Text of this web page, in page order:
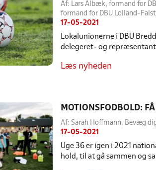
Af: Lars Albæk, formand for
formand for DBU Lolland-
17-05-2021
Lokalunionerne i DBU
delegeret- og
Læs nyheden
MOTIONSFODBOLD:
Af: Sarah Hoffmann, Bevæg
17-05-2021
Uge 36 er igen i 2021
hold, til at gå sammen og